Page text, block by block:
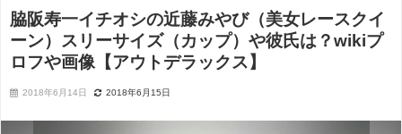
脇阪寿一イチオシの近藤みやび（美女レースクイ
ーン）スリーサイズ（カップ）や彼氏は？wikiプ
ロフや画像【アウトデラックス】
2018年6月14日 2018年6月15日